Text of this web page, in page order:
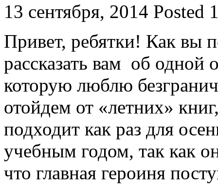
13 сентября, 2014 Posted
Привет, ребятки! Как вы
рассказать вам об одной
которую люблю
отойдем от «летних»
подходит как раз для
учебным годом, так как
что главная героиня